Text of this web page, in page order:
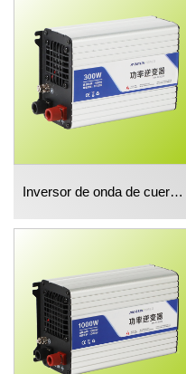
Inversor de onda de cuerda corregido de 300w